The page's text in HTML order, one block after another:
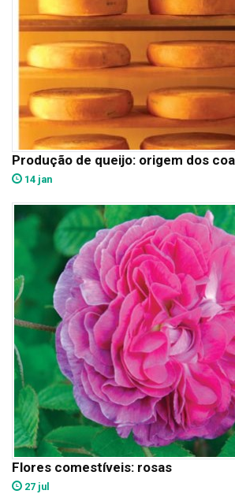
Produção de queijo: origem dos
14 jan
Flores comestíveis: rosas
27 jul